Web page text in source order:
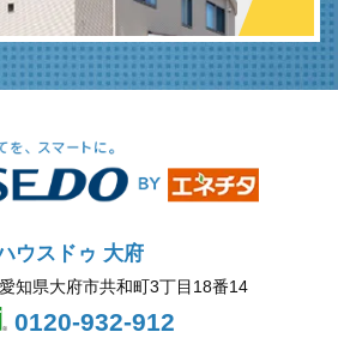
ウスドゥ 大府
知県大府市共和町3丁目18番14
0120-932-912